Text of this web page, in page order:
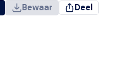
Bewaar Deel